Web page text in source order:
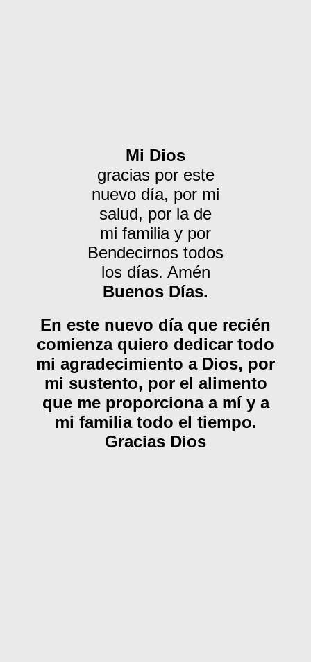
Mi Dios
gracias por este
nuevo día, por mi
salud, por la de
mi familia y por
Bendecirnos todos
los días. Amén
Buenos Días.
En este nuevo día que recién
comienza quiero dedicar todo
mi agradecimiento a Dios, por
mi sustento, por el alimento
que me proporciona a mí y a
mi familia todo el tiempo.
Gracias Dios